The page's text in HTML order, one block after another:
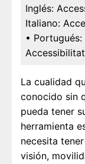
Inglés:
Italiano:
• Portugués:
Accessibilitat
La cualidad
conocido sin
pueda tener
herramienta
necesita
visión,